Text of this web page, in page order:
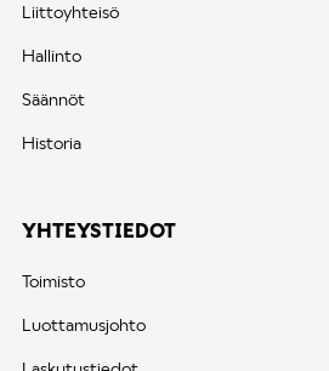
Liittoyhteisö
Hallinto
Säännöt
Historia
YHTEYSTIEDOT
Toimisto
Luottamusjohto